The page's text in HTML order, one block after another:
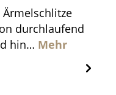
Ärmelschlitze
durchlaufend
hin… Mehr